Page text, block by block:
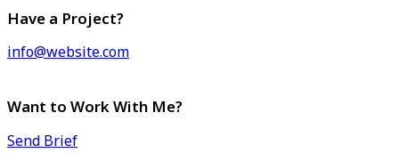
Have a Project?
info@website.com
Want to Work With Me?
Send Brief